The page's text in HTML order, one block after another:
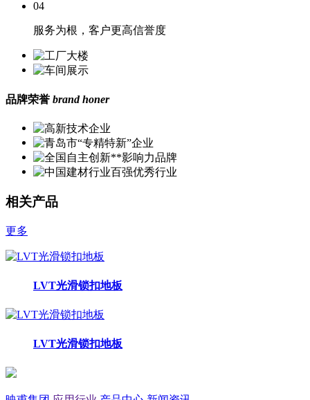
04
服务为根，客户更高信誉度
品牌荣誉 brand honer
相关产品
更多
LVT光滑锁扣地板
LVT光滑锁扣地板